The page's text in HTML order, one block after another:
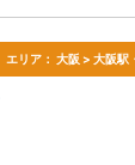
エリア： 大阪 > 大阪駅